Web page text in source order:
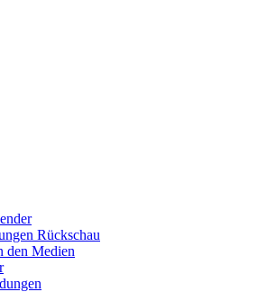
Rückschau
den Medien